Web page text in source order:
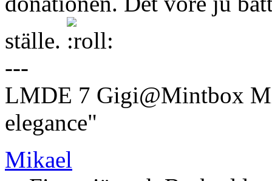
ställe.
---
LMDE 7 Gigi@Mintbox
elegance"
Mikael